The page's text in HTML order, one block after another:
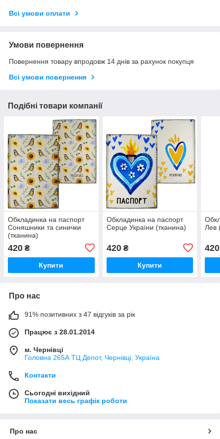
Всі умови оплати
Умови повернення
Повернення товару впродовж 14 днів за рахунок покупця
Всі умови повернення
Подібні товари компанії
Обкладинка на паспорт
Соняшники та синички
(тканина)
420 ₴
Купити
Обкладинка на паспорт
Серце України (тканина)
420₴
Купити
Лев
420
Про нас
91% позитивних з 47 відгуків за рік
Працює з 28.01.2014
м. Чернівці
Головна 265А ТЦ Депот, Чернівці, Україна
Контакти
Сьогодні вихідний
Показати весь графік роботи
Про нас